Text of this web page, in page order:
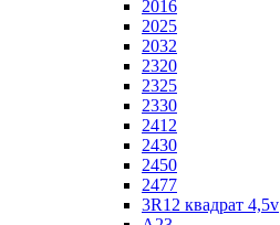
2016
2025
2032
2320
2325
2330
2412
2430
2450
2477
3R12 квадрат 4,5v